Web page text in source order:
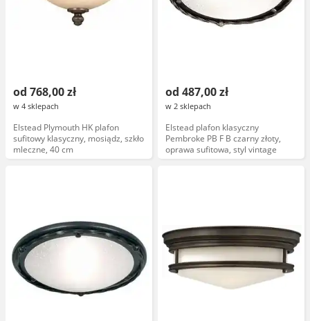
od 768,00 zł
w 4 sklepach
Elstead Plymouth HK plafon
sufitowy klasyczny, mosiądz, szkło
mleczne, 40 cm
od 487,00 zł
w 2 sklepach
Elstead plafon klasyczny
Pembroke PB F B czarny złoty,
oprawa sufitowa, styl vintage